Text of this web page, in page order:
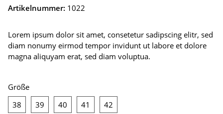
Artikelnummer: 1022
Lorem ipsum dolor sit amet, consetetur sadipscing elitr, sed
diam nonumy eirmod tempor invidunt ut labore et dolore
magna aliquyam erat, sed diam voluptua.
Größe
38
39 40 41 42